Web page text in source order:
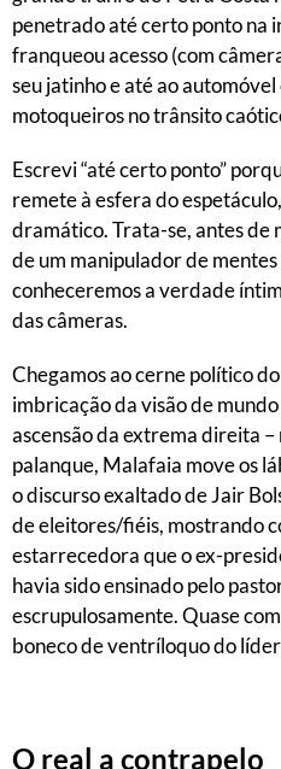
penetrado até certo ponto na
franqueou acesso (com
seu jatinho e até ao
motoqueiros no trânsito
Escrevi “até certo ponto”
remete à esfera do
dramático. Trata-se, antes de
de um manipulador de
conheceremos a verdade
das câmeras.
Chegamos ao cerne político
imbricação da visão de
ascensão da extrema direita –
palanque, Malafaia move os
o discurso exaltado de Jair
de eleitores/fiéis, mostrando
estarrecedora que o ex-
havia sido ensinado pelo
escrupulosamente. Quase
boneco de ventríloquo do
O real a contrapelo